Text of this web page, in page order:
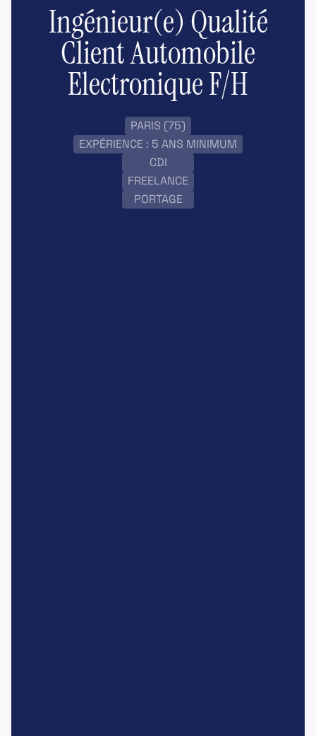
Ingénieur(e) Qualité
Client Automobile
Electronique F/H
PARIS (75)
EXPÉRIENCE : 5 ANS MINIMUM
CDI
FREELANCE
PORTAGE